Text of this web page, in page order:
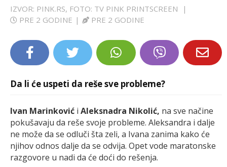
EXTRA
IZVOR: PINK.RS, FOTO: TV PINK PRINTSCREEN
|
PRE 2 GODINE | PRE 2 GODINE
Da li će uspeti da reše sve probleme?
Ivan Marinković i Aleksnadra Nikolić, na sve načine
pokušavaju da reše svoje probleme. Aleksandra i dalje
ne može da se odluči šta zeli, a Ivana zanima kako će
njihov odnos dalje da se odvija. Opet vode maratonske
razgovore u nadi da će doći do rešenja.